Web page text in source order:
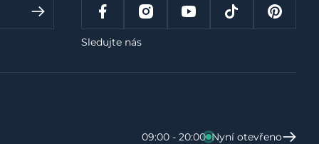
Sledujte nás
09:00 - 20:00 Nyní otevřeno